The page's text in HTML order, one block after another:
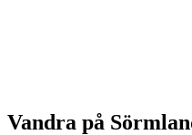
Vandra på